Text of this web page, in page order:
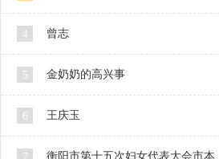
4 曾志
5 金奶奶的高兴事
6 王庆玉
衡阳市第十五次妇女代表大会市本